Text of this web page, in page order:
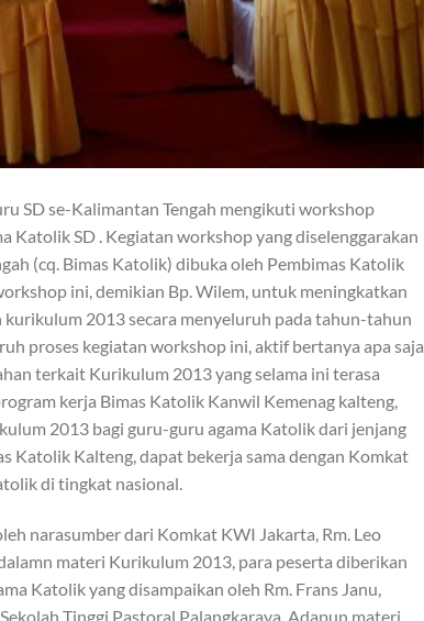
SD se-Kalimantan Tengah mengikuti workshop
SD . Kegiatan workshop yang diselenggarakan
(cq. Bimas Katolik) dibuka oleh Pembimas Katolik
ini, demikian Bp. Wilem, untuk meningkatkan
2013 secara menyeluruh pada tahun-tahun
proses kegiatan workshop ini, aktif bertanya apa saja
terkait Kurikulum 2013 yang selama ini terasa
kerja Bimas Katolik Kanwil Kemenag kalteng,
2013 bagi guru-guru agama Katolik dari jenjang
Katolik Kalteng, dapat bekerja sama dengan Komkat
di tingkat nasional.
narasumber dari Komkat KWI Jakarta, Rm. Leo
materi Kurikulum 2013, para peserta diberikan
Katolik yang disampaikan oleh Rm. Frans Janu,
Tinggi Pastoral Palangkaraya. Adapun materi